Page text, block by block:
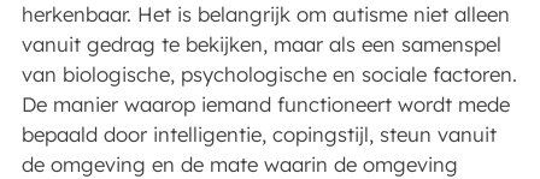
herkenbaar. Het is belangrijk om autisme niet alleen
vanuit gedrag te bekijken, maar als een samenspel
van biologische, psychologische en sociale factoren.
De manier waarop iemand functioneert wordt mede
bepaald door intelligentie, copingstijl, steun vanuit
de omgeving en de mate waarin de omgeving